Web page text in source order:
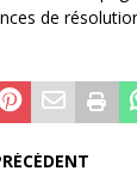
de